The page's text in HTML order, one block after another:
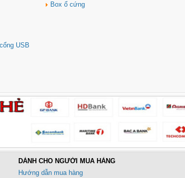
USB
Box ổ cứng
DÀNH CHO NGƯỜI MUA HÀNG
Hướng dẫn mua hàng